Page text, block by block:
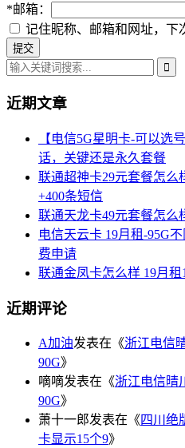
*邮箱：
记住昵称、邮箱和网址，下
近期文章
【电信5G星明卡-可以选
话，关键还是永久套餐
联通超神卡29元套餐怎么
+400条短信
联通天龙卡49元套餐怎么
电信天云卡 19月租-95G
费申请
联通金凤卡怎么样 19月
近期评论
A加油发表在《浙江电信
90G》
嘀嘀发表在《浙江电信晴
90G》
萧十一郎发表在《四川绝
卡显示15个9》